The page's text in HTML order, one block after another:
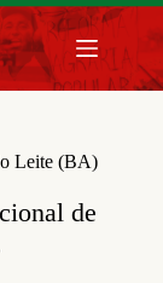
Leite (BA)
de